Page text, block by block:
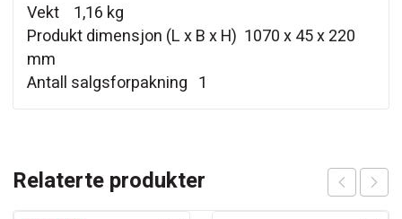
Vekt 1,16 kg
Produkt dimensjon (L x B x H) 1070 x 45 x 220
mm
Antall salgsforpakning 1
Relaterte produkter